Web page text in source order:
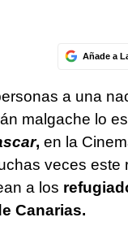
Añade a
a una
malgache lo
, en la
veces este
a los
Canarias.